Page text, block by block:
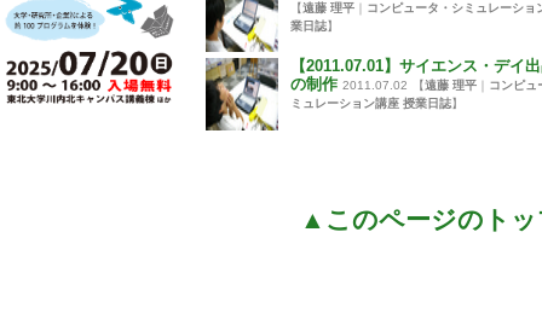
【遠藤 理平
コンピュータ・シミュレーショ
業日誌】
【2011.07.01】サイエンス・デイ
の制作 2011.07.02 【遠藤 理平
コンピュ
ミュレーション講座 授業日誌】
▲このページのトッ